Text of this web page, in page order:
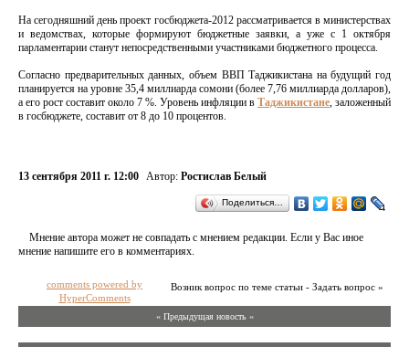
На сегодняшний день проект госбюджета-2012 рассматривается в министерствах
и ведомствах, которые формируют бюджетные заявки, а уже с 1 октября
парламентарии станут непосредственными участниками бюджетного процесса.
Согласно предварительных данных, объем ВВП Таджикистана на будущий год
планируется на уровне 35,4 миллиарда сомони (более 7,76 миллиарда долларов),
а его рост составит около 7 %. Уровень инфляции в Таджикистане, заложенный
в госбюджете, составит от 8 до 10 процентов.
13 сентября 2011 г. 12:00 Автор: Ростислав Белый
Поделиться…
Мнение автора может не совпадать с мнением редакции. Если у Вас иное
мнение напишите его в комментариях.
Возник вопрос по теме статьи - Задать вопрос »
comments powered by
HyperComments
« Предыдущая новость «